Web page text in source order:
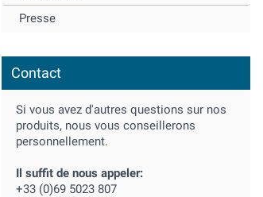
Presse
Contact
Si vous avez d'autres questions sur nos
produits, nous vous conseillerons
personnellement.
Il suffit de nous appeler:
+33 (0)69 5023 807